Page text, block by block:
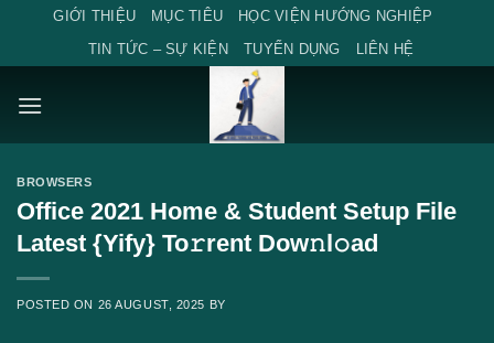
content
GIỚI THIỆU MỤC TIÊU
HỌC VIỆN HƯỚNG NGHIỆP
TIN TỨC – SỰ KIỆN
TUYỂN DỤNG LIÊN HỆ
BROWSERS
Office 2021 Home & Student Setup File
Latest {Yify} To𝚛rent Dow𝚗l𝚘ad
POSTED ON 26 AUGUST, 2025 BY